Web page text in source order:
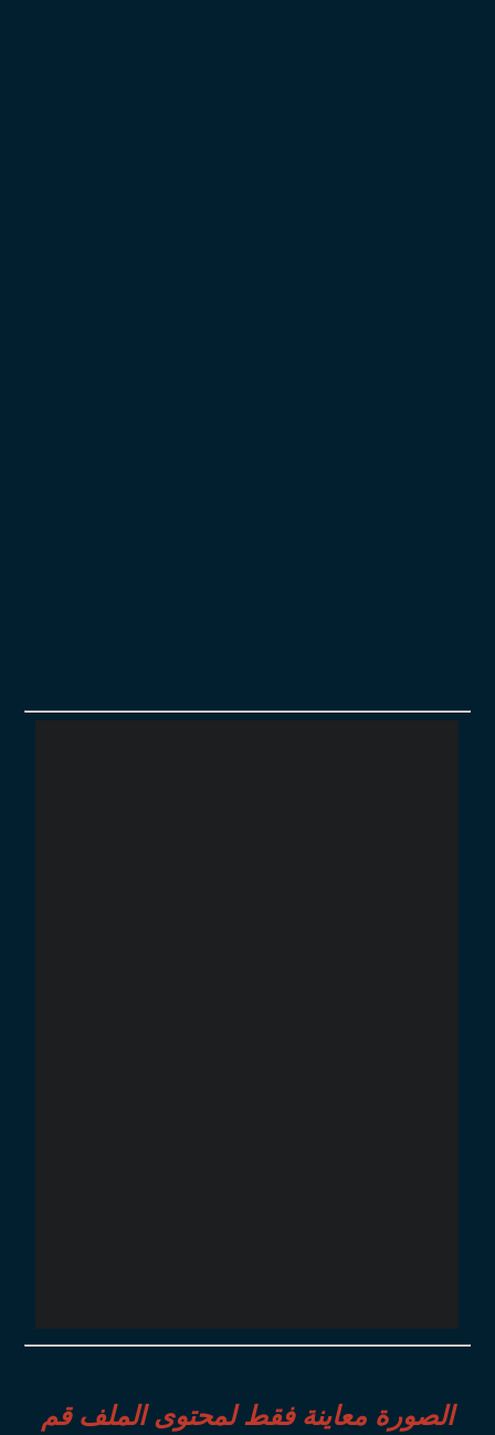
الصورة معاينة فقط لمحتوى الملف قم